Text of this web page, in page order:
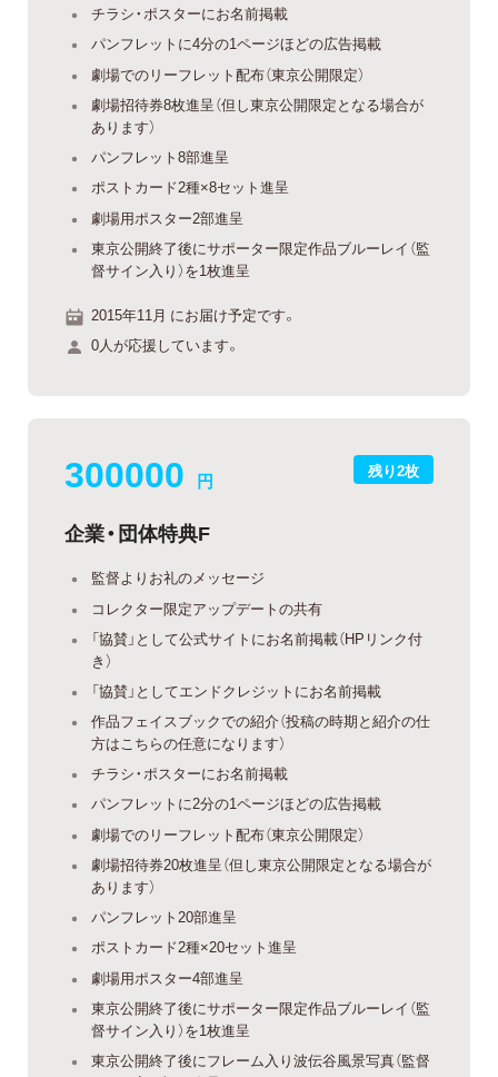
チラシ・ポスターにお名前掲載
パンフレットに4分の1ページほどの広告掲載
劇場でのリーフレット配布（東京公開限定）
劇場招待券8枚進呈（但し東京公開限定となる場合が
あります）
パンフレット8部進呈
ポストカード2種×8セット進呈
劇場用ポスター2部進呈
東京公開終了後にサポーター限定作品ブルーレイ（監
督サイン入り）を1枚進呈
2015年11月 にお届け予定です。
0人が応援しています。
残り2枚
300000 円
企業・団体特典F
監督よりお礼のメッセージ
コレクター限定アップデートの共有
「協賛」として公式サイトにお名前掲載（HPリンク付
き）
「協賛」としてエンドクレジットにお名前掲載
作品フェイスブックでの紹介（投稿の時期と紹介の仕
方はこちらの任意になります）
チラシ・ポスターにお名前掲載
パンフレットに2分の1ページほどの広告掲載
劇場でのリーフレット配布（東京公開限定）
劇場招待券20枚進呈（但し東京公開限定となる場合が
あります）
パンフレット20部進呈
ポストカード2種×20セット進呈
劇場用ポスター4部進呈
東京公開終了後にサポーター限定作品ブルーレイ（監
督サイン入り）を1枚進呈
東京公開終了後にフレーム入り波伝谷風景写真（監督